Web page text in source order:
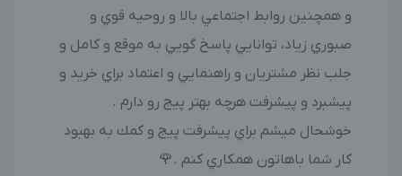
و همچنين روابط اجتماعي بالا و روحيه قوي و
صبوري زياد، توانايي پاسخ گويي به موقع و كامل و
جلب نظر مشتريان و راهنمايي و اعتماد براي خريد و
پيشبرد و پيشرفت هرچه بهتر پيج رو دارم .
خوشحال ميشم براي پيشرفت پيج و كمك به بهبود
كار شما باهاتون همكاري كنم .🌹